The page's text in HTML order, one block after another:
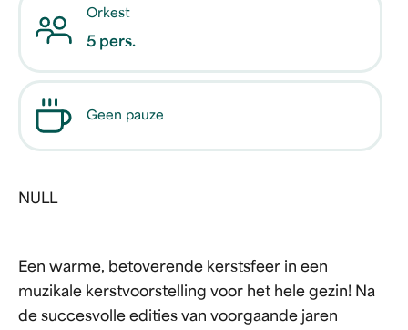
Orkest
5 pers.
Geen pauze
NULL
Een warme, betoverende kerstsfeer in een
muzikale kerstvoorstelling voor het hele gezin! Na
de succesvolle edities van voorgaande jaren